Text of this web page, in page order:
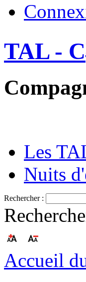
TAL - C
Les
Nuits
Rechercher :
Accueil